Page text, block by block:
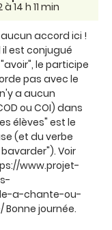
14 h 11 min
aucun accord ici !
est conjugué
le participe
pas avec le
a aucun
ou COI) dans
élèves" est le
(et du verbe
Voir
www.projet-
a-chante-ou-
journée.